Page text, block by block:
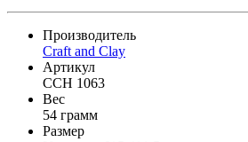
Производитель
Craft and Clay
Артикул
CCH 1063
Вес
54 грамм
Размер